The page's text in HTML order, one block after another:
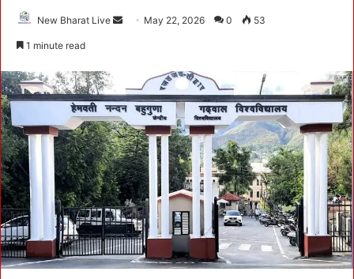
New Bharat Live
a
n
e
m
a
l
May 22, 2026 0 53
1 minute read